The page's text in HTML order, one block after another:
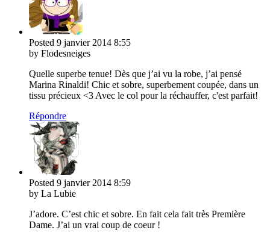
Posted 9 janvier 2014 8:55
by Flodesneiges
Quelle superbe tenue! Dès que j’ai vu la robe, j’ai pensé
Marina Rinaldi! Chic et sobre, superbement coupée, dans un
tissu précieux <3 Avec le col pour la réchauffer, c'est parfait!
Répondre
Posted 9 janvier 2014 8:59
by La Lubie
J’adore. C’est chic et sobre. En fait cela fait très Première
Dame. J’ai un vrai coup de coeur !